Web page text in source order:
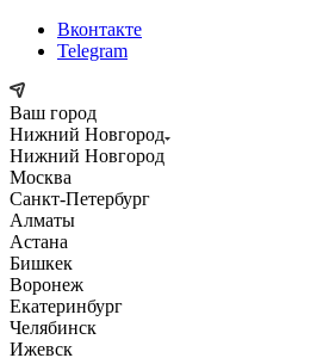
Вконтакте
Telegram
Ваш город
Нижний Новгород
Нижний Новгород
Москва
Санкт-Петербург
Алматы
Астана
Бишкек
Воронеж
Екатеринбург
Челябинск
Ижевск